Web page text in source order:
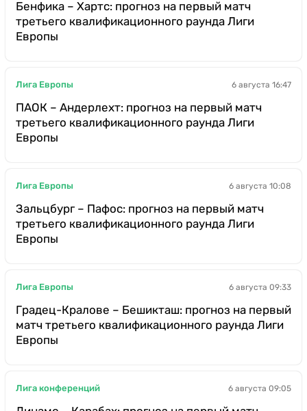
Бенфика – Хартс: прогноз на первый матч
третьего квалификационного раунда Лиги
Европы
Лига Европы 6 августа 16:47
ПАОК – Андерлехт: прогноз на первый матч
третьего квалификационного раунда Лиги
Европы
Лига Европы 6 августа 10:08
Зальцбург – Пафос: прогноз на первый матч
третьего квалификационного раунда Лиги
Европы
Лига Европы 6 августа 09:33
Градец-Кралове – Бешикташ: прогноз на первый
матч третьего квалификационного раунда Лиги
Европы
Лига конференций 6 августа 09:05